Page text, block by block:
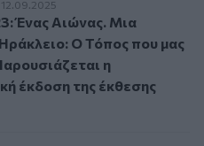
Ένας Αιώνας. Μια Κοινωνία.
12.09.2025
Ένας Αιώνας. Μια
Ο Τόπος που μας
η
έκδοση της έκθεσης